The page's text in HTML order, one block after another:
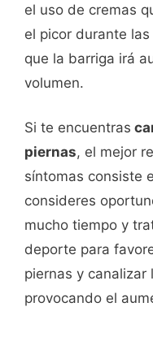
el uso de cremas
el picor durante
que la barriga irá
volumen.
Si te encuentras
piernas, el mejor
síntomas consiste
consideres
mucho tiempo y
deporte para
piernas y canalizar
provocando el